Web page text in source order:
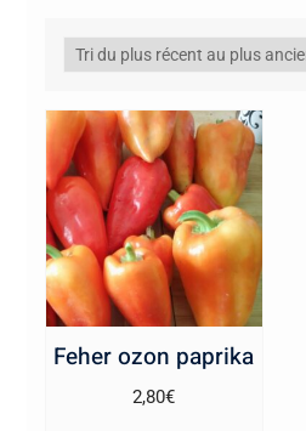
Feher ozon paprika
2,80€